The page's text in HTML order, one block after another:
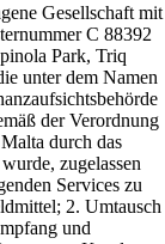
Gesellschaft mit
C 88392
Park, Triq
unter dem Namen
der Verordnung
durch das
zugelassen
Services zu
2. Umtausch
und